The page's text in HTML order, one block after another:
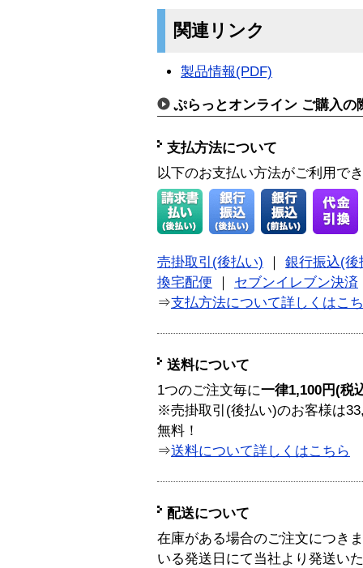
関連リンク
製品情報(PDF)
ぷらっとオンライン ご購入の
支払方法について
以下のお支払い方法がご利用で
売掛取引(後払い)
銀行振込(後
換宅配便
セブンイレブン決済
⇒支払方法について詳しくはこ
送料について
1つのご注文毎に一律1,100円(税
※売掛取引(後払い)のお客様は
無料！
⇒送料について詳しくはこちら
配送について
在庫がある場合のご注文につき
いる発送日にて当社より発送い